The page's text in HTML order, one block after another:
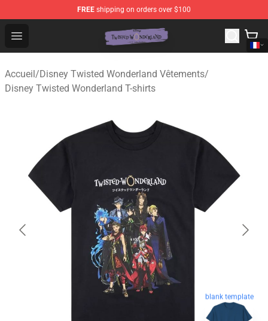
FREE shipping on orders over $100
Open menu
Twisted Wonderland Store - Official Twisted
Accueil/Disney Twisted Wonderland Vêtements/
Disney Twisted Wonderland T-shirts
blank template